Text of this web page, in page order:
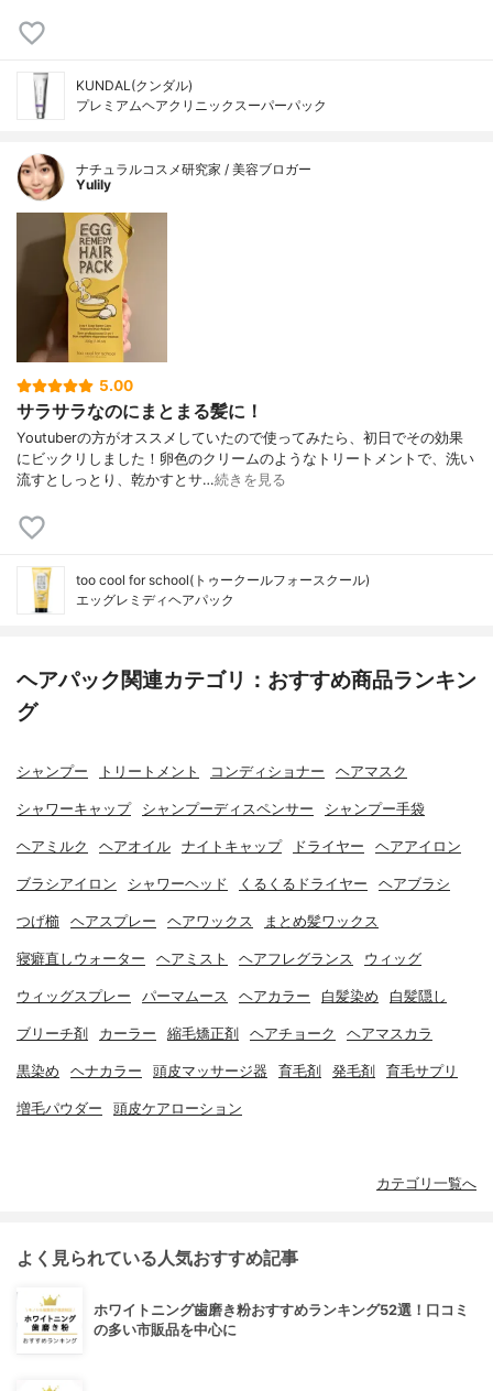
KUNDAL(クンダル)
プレミアムヘアクリニックスーパーパック
ナチュラルコスメ研究家 / 美容ブロガー
Yulily
5.00
サラサラなのにまとまる髪に！
Youtuberの方がオススメしていたので使ってみたら、初日でその効果
にビックリしました！卵色のクリームのようなトリートメントで、洗い
流すとしっとり、乾かすとサ…続きを見る
too cool for school(トゥークールフォースクール)
エッグレミディヘアパック
ヘアパック関連カテゴリ：おすすめ商品ランキン
グ
シャンプー トリートメント コンディショナー ヘアマスク
シャワーキャップ シャンプーディスペンサー シャンプー手袋
ヘアミルク ヘアオイル ナイトキャップ ドライヤー ヘアアイロン
ブラシアイロン シャワーヘッド くるくるドライヤー ヘアブラシ
つげ櫛 ヘアスプレー ヘアワックス まとめ髪ワックス
寝癖直しウォーター ヘアミスト ヘアフレグランス ウィッグ
ウィッグスプレー パーマムース ヘアカラー 白髪染め 白髪隠し
ブリーチ剤 カーラー 縮毛矯正剤 ヘアチョーク ヘアマスカラ
黒染め ヘナカラー 頭皮マッサージ器 育毛剤 発毛剤 育毛サプリ
増毛パウダー 頭皮ケアローション
カテゴリ一覧へ
よく見られている人気おすすめ記事
ホワイトニング歯磨き粉おすすめランキング52選！口コミ
の多い市販品を中心に